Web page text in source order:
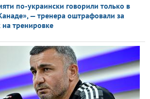
по-украински говорили только в
— тренера оштрафовали за
на тренировке